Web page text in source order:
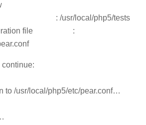
: /usr/local/php5/tests
file :
continue:
to /usr/local/php5/etc/pear.conf…